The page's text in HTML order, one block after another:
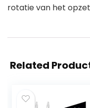
rotatie van het
Related